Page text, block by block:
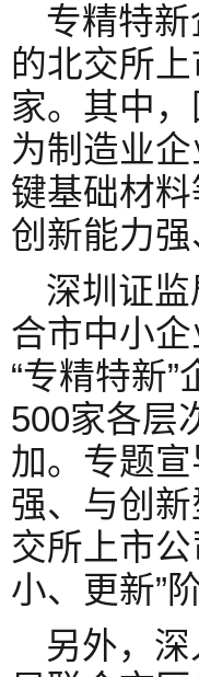
专精特
的北交所
家。其中
为制造业
键基础材
创新能力
深圳证
合市中小
“专精特新
500家各层
加。专题
强、与创
交所上市
小、更新”
另外，